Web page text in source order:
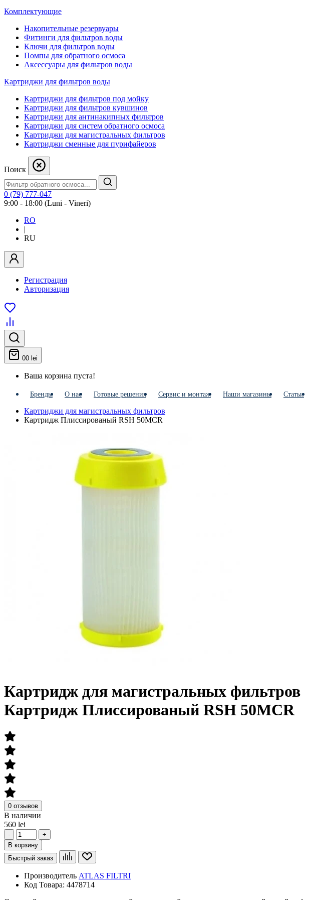
Комплектующие
Накопительные резервуары
Фитинги для фильтров воды
Ключи для фильтров воды
Помпы для обратного осмоса
Аксессуары для фильтров воды
Картриджи для фильтров воды
Картриджи для фильтров под мойку
Картриджи для фильтров кувшинов
Картриджи для антинакипных фильтров
Картриджи для систем обратного осмоса
Картриджи для магистральных фильтров
Картриджи сменные для пурифайеров
Поиск
0 (79) 777-047
9:00 - 18:00 (Luni - Vineri)
RO
|
RU
Регистрация
Авторизация
00 lei
Ваша корзина пуста!
Бренды О нас Готовые решения Сервис и монтаж Наши магазины Статьи
Картриджи для магистральных фильтров
Картридж Плиссированый RSH 50MCR
Картридж для магистральных фильтров
Картридж Плиссированый RSH 50MCR
0 отзывов
В наличии
560 lei
-
+
В корзину
Быстрый заказ
Производитель ATLAS FILTRI
Код Товара: 4478714